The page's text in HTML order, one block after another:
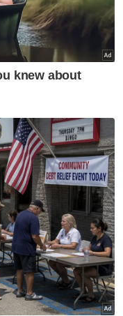
Putrajaya
Sarawak
Terengganu